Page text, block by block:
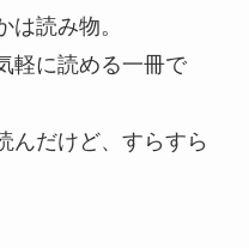
は読み物。
軽に読める一冊で
んだけど、すらすら